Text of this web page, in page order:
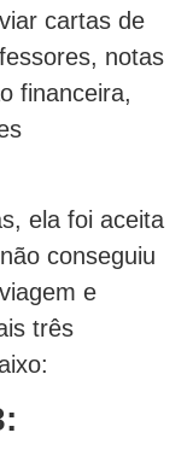
cartas de
notas
financeira,
ela foi aceita
conseguiu
e
três